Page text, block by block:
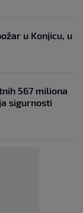
u Konjicu, u
567 miliona
sigurnosti